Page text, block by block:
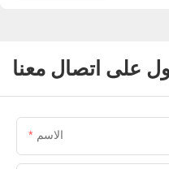
على اتصال معنا
الاسم